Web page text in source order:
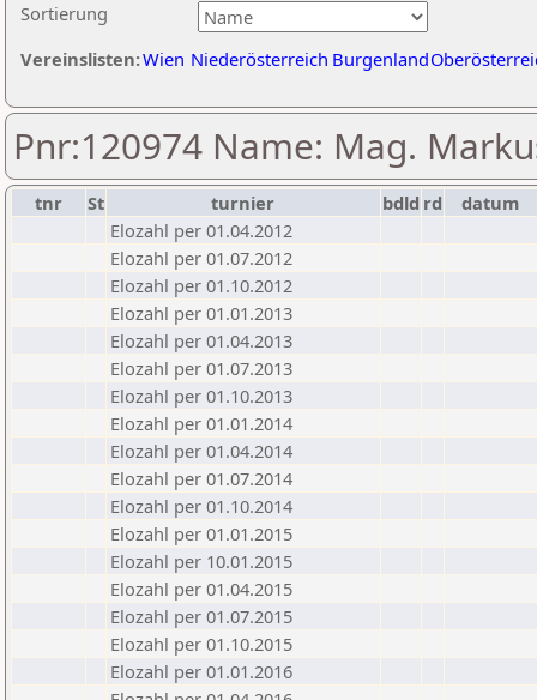
Sortierung
Vereinslisten:Wien Niederösterreich Burgenland
Pnr:120974 Name: Mag.
tnr St turnier bdld rd
datum
Elozahl per 01.04.2012
Elozahl per 01.07.2012
Elozahl per 01.10.2012
Elozahl per 01.01.2013
Elozahl per 01.04.2013
Elozahl per 01.07.2013
Elozahl per 01.10.2013
Elozahl per 01.01.2014
Elozahl per 01.04.2014
Elozahl per 01.07.2014
Elozahl per 01.10.2014
Elozahl per 01.01.2015
Elozahl per 10.01.2015
Elozahl per 01.04.2015
Elozahl per 01.07.2015
Elozahl per 01.10.2015
Elozahl per 01.01.2016